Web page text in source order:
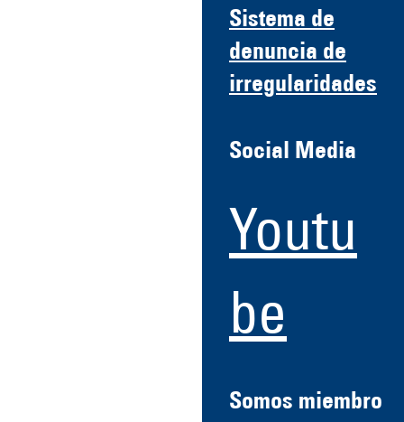
Sistema de
denuncia de
irregularidades
Social Media
Youtu
be
Somos miembro